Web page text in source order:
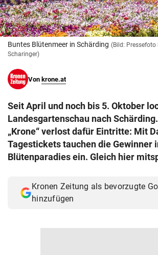
© Krone Multimedia GmbH & Co KG 2026
Muthgasse 2, 1190 Wien
Buntes Blütenmeer in Schärding (Bild: Pressefoto
Scharinger)
Von krone.at
Seit April und noch bis 5. Oktober
Landesgartenschau nach
„Krone“ verlost dafür Eintritte: Mit
Tagestickets tauchen die Gewinner
Blütenparadies ein. Gleich hier
Kronen Zeitung als bevorzugte
hinzufügen